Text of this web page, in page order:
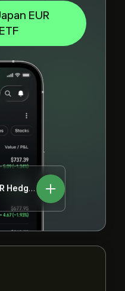
EUR
iShares MSCI Japan EUR Hedged UCITS ETF